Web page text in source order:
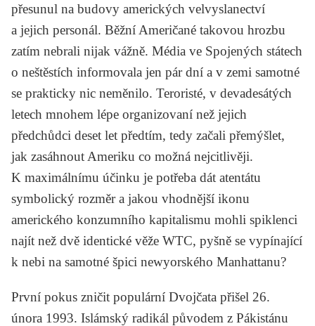
přesunul na budovy amerických velvyslanectví
a jejich personál. Běžní Američané takovou hrozbu
zatím nebrali nijak vážně. Média ve Spojených státech
o neštěstích informovala jen pár dní a v zemi samotné
se prakticky nic neměnilo. Teroristé, v devadesátých
letech mnohem lépe organizovaní než jejich
předchůdci deset let předtím, tedy začali přemýšlet,
jak zasáhnout Ameriku co možná nejcitlivěji.
K maximálnímu účinku je potřeba dát atentátu
symbolický rozměr a jakou vhodnější ikonu
amerického konzumního kapitalismu mohli spiklenci
najít než dvě identické věže WTC, pyšně se vypínající
k nebi na samotné špici newyorského Manhattanu?
První pokus zničit populární Dvojčata přišel 26.
února 1993. Islámský radikál původem z Pákistánu